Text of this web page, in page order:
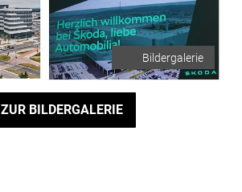
Bildergalerie
ZUR BILDERGALERIE